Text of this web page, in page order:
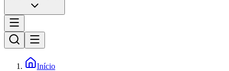
Início